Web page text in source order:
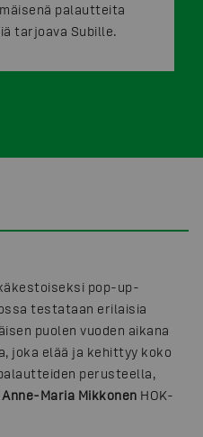
palautteita
tarjoava Subille.
pop-up-
testataan erilaisia
puolen vuoden aikana
joka elää ja kehittyy koko
perusteella,
Anne-Maria Mikkonen HOK-